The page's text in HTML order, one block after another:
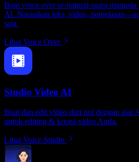
Buat voice over se-natural suara manusia
AI. Narasikan teks, video,
saja.
Lihat Voice Over
Studio Video AI
Buat dan edit video dari nol dengan alat
untuk editing & kreasi video Anda.
Lihat Voice Studio